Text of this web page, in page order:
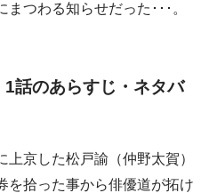
つわる知らせだった･･･。
1話のあらすじ・ネタバ
京した松戸諭（仲野太賀）
を拾った事から俳優道が拓け